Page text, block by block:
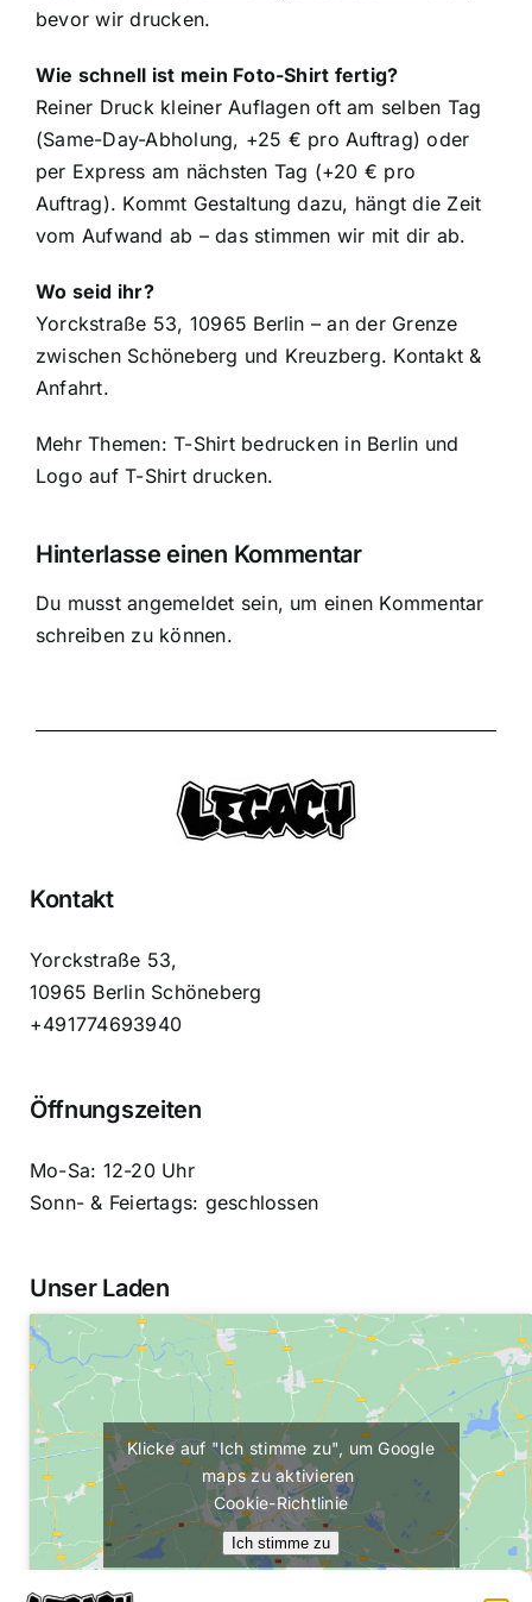
bevor wir drucken.
Wie schnell ist mein Foto-Shirt fertig?
Reiner Druck kleiner Auflagen oft am selben Tag
(Same-Day-Abholung, +25 € pro Auftrag) oder
per Express am nächsten Tag (+20 € pro
Auftrag). Kommt Gestaltung dazu, hängt die Zeit
vom Aufwand ab – das stimmen wir mit dir ab.
Wo seid ihr?
Yorckstraße 53, 10965 Berlin – an der Grenze
zwischen Schöneberg und Kreuzberg. Kontakt &
Anfahrt.
Mehr Themen:T-Shirt bedrucken in Berlin und
Logo auf T-Shirt drucken.
Hinterlasse einen Kommentar
Du musstangemeldet sein, um einen Kommentar
schreiben zu können.
Kontakt
Yorckstraße 53,
10965 Berlin Schöneberg
+491774693940
Öffnungszeiten
Mo-Sa: 12-20 Uhr
Sonn- & Feiertags: geschlossen
Unser Laden
Klicke auf "Ich stimme zu", um Google
maps zu aktivieren
Cookie-Richtlinie
Ich stimme zu